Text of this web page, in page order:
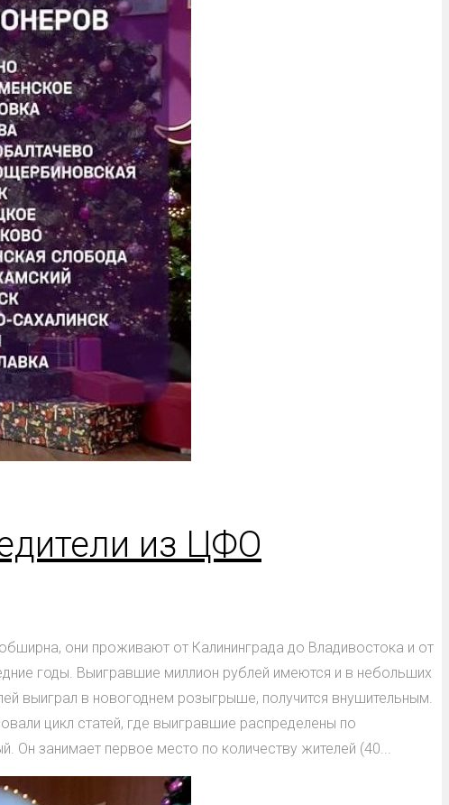
из ЦФО
они проживают от Калининграда до Владивостока и от
годы. Выигравшие миллион рублей имеются и в небольших
выиграл в новогоднем розыгрыше, получится внушительным.
цикл статей, где выигравшие распределены по
занимает первое место по количеству жителей (40...